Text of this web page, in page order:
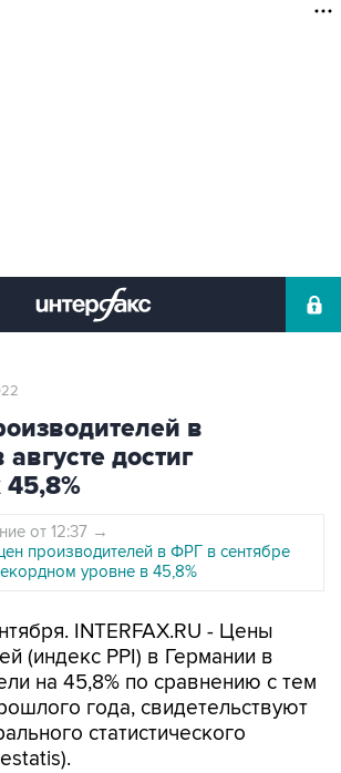
в
достиг
от 12:37 →
производителей в ФРГ в сентябре
уровне в 45,8%
INTERFAX.RU - Цены
(индекс PPI) в Германии в
на 45,8% по сравнению с тем
года, свидетельствуют
статистического